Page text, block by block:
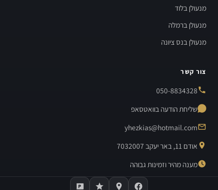
מנעולן בלוד
מנעולן ברמלה
מנעולן בנס ציונה
צור קשר
050-8834328
שליחת הודעה בוואטסאפ
yhezkias@hotmail.com
אודם 11, באר יעקב 7032007
מענה מהיר וזמינות גבוהה